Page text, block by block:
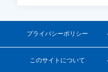
このサイトについて
プライバシーポリシー